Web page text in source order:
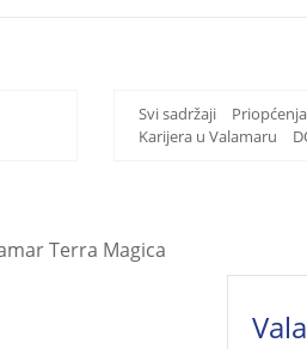
Svi sadržaji Priopćenja
Karijera u Valamaru
Terra Magica